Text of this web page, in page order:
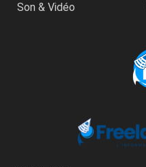
Son & Vidéo